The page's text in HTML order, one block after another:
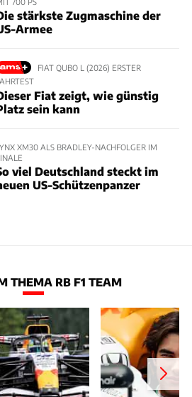
stärkste Zugmaschine der
Armee
FIAT QUBO L (2026) ERSTER
Fiat zeigt, wie günstig
sein kann
XM30 ALS BRADLEY-NACHFOLGER IM
viel Deutschland steckt im
US-Schützenpanzer
THEMA RB F1 TEAM